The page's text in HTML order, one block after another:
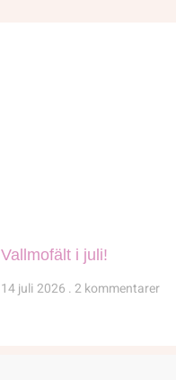
Vallmofält i juli!
14 juli 2026 2 kommentarer